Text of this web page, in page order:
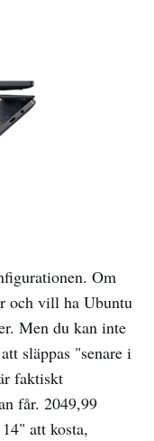
Om
och vill ha Ubuntu
Men du kan inte
släppas "senare i
faktiskt
får. 2049,99
att kosta,